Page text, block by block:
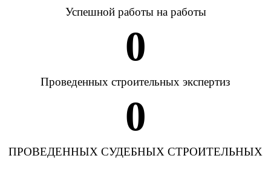
Успешной работы на работы
0
Проведенных строительных экспертиз
0
ПРОВЕДЕННЫХ СУДЕБНЫХ СТРОИТЕЛЬНЫХ